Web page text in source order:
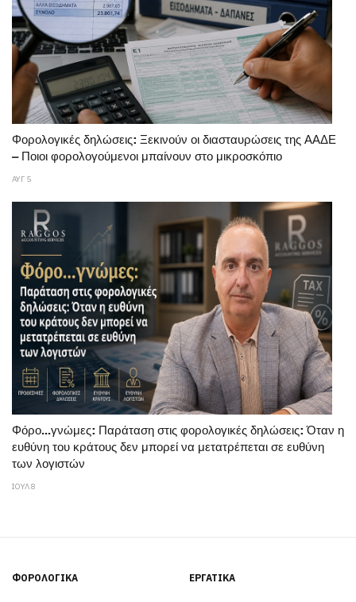
Φορολογικές δηλώσεις: Ξεκινούν οι διασταυρώσεις της ΑΑΔΕ
– Ποιοι φορολογούμενοι μπαίνουν στο μικροσκόπιο
ΑΥΓ 5
Φόρο...γνώμες: Παράταση στις φορολογικές δηλώσεις: Όταν η
ευθύνη του κράτους δεν μπορεί να μετατρέπεται σε ευθύνη
των λογιστών
ΙΟΥΛ 8
ΦΟΡΟΛΟΓΙΚΆ ΕΡΓΑΤΙΚΆ